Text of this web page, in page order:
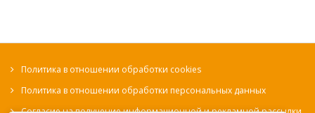
Политика в отношении обработки cookies
Политика в отношении обработки персональных данных